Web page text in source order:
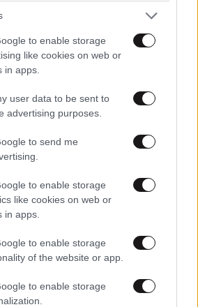
to enable storage
like cookies on web or
in apps.
user data to be sent to
advertising purposes.
to send me
to enable storage
like cookies on web or
in apps.
to enable storage
of the website or app.
to enable storage
Πεθαίνει η Ρίτα
ντίβα που έκανε τη ζωή